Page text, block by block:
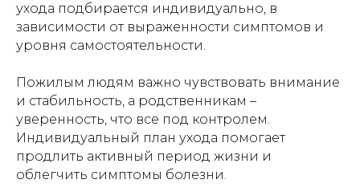
ухода подбирается индивидуально, в
зависимости от выраженности симптомов и
уровня самостоятельности.
Пожилым людям важно чувствовать внимание
и стабильность, а родственникам –
уверенность, что все под контролем.
Индивидуальный план ухода помогает
продлить активный период жизни и
облегчить симптомы болезни.